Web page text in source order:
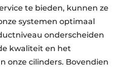
te bieden, kunnen ze
systemen optimaal
onderscheiden
kwaliteit en het
onze cilinders. Bovendien